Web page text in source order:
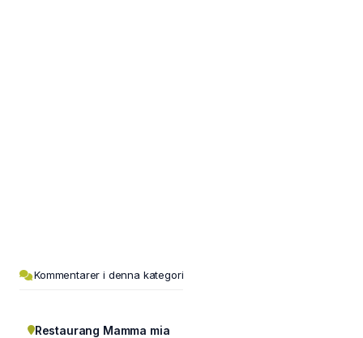
Kommentarer i denna kategori
Restaurang Mamma mia